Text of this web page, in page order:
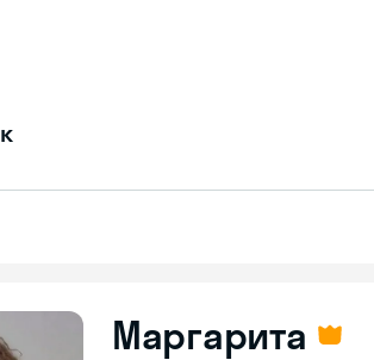
Маргарита